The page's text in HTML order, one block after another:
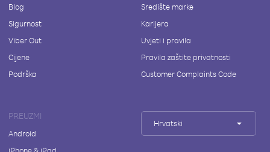
Blog
Sigurnost
Viber Out
Cijene
Podrška
Središte marke
Karijera
Uvjeti i pravila
Pravila zaštite privatnosti
Customer Complaints Code
PREUZMI
Android
Hrvatski